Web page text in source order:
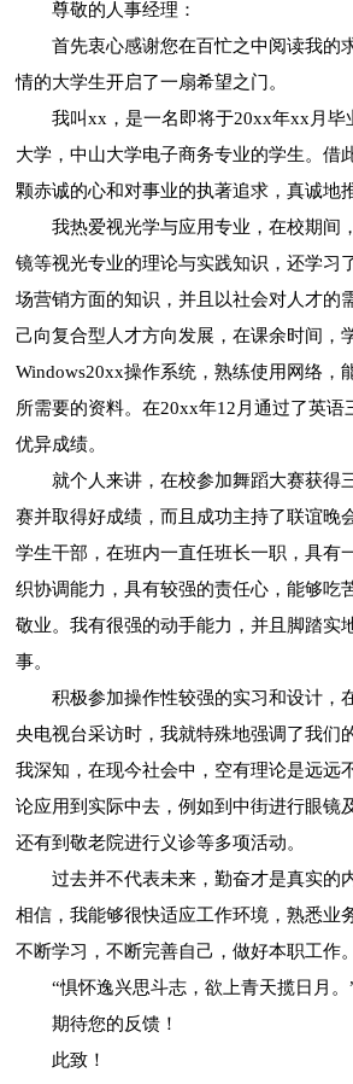
尊敬的人事经理：
首先衷心感谢您在百忙之中阅读我的
情的大学生开启了一扇希望之门。
我叫xx，是一名即将于20xx年xx月毕
大学，中山大学电子商务专业的学生。借
颗赤诚的心和对事业的执著追求，真诚地
我热爱视光学与应用专业，在校期间
镜等视光专业的理论与实践知识，还学习
场营销方面的知识，并且以社会对人才的
己向复合型人才方向发展，在课余时间，
Windows20xx操作系统，熟练使用网络，
所需要的资料。在20xx年12月通过了英语
优异成绩。
就个人来讲，在校参加舞蹈大赛获得
赛并取得好成绩，而且成功主持了联谊晚
学生干部，在班内一直任班长一职，具有
织协调能力，具有较强的责任心，能够吃
敬业。我有很强的动手能力，并且脚踏实
事。
积极参加操作性较强的实习和设计，
央电视台采访时，我就特殊地强调了我们
我深知，在现今社会中，空有理论是远远
论应用到实际中去，例如到中街进行眼镜
还有到敬老院进行义诊等多项活动。
过去并不代表未来，勤奋才是真实的
相信，我能够很快适应工作环境，熟悉业
不断学习，不断完善自己，做好本职工作。
“惧怀逸兴思斗志，欲上青天揽日月。
期待您的反馈！
此致！